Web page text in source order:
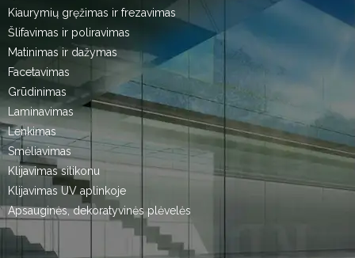
Kiaurymių gręžimas ir frezavimas
Šlifavimas ir poliravimas
Matinimas ir dažymas
Facetavimas
Grūdinimas
Laminavimas
Lenkimas
Smėliavimas
Klijavimas silikonu
Klijavimas UV aplinkoje
Apsauginės, dekoratyvinės plėvelės